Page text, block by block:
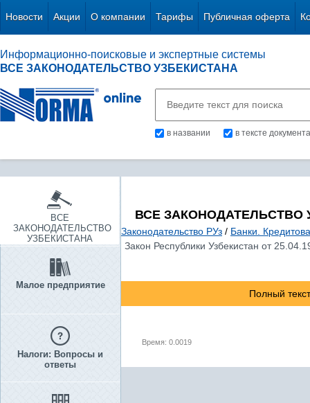
Новости Акции О компании Тарифы Публичная оферта
Информационно-поисковые и экспертные системы
ВСЕ ЗАКОНОДАТЕЛЬСТВО УЗБЕКИСТАНА
в названии в тексте документа
ВСЕ
ЗАКОНОДАТЕЛЬСТВО
УЗБЕКИСТАНА
Малое предприятие
Налоги: Вопросы и
ответы
ВСЕ ЗАКОНОДАТЕЛЬСТВО
Законодательство РУз / Банки.
Закон Республики Узбекистан от
Полный
Время: 0.0019